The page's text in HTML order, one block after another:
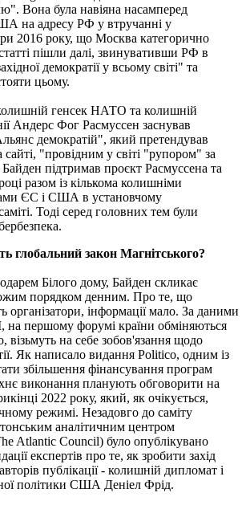
Вона була навіяна насамперед
на адресу РФ у втручанні у
2016 року, що Москва категорично
пішли далі, звинувативши РФ в
демократії у всьому світі" та
цьому.
генсек НАТО та колишній
Андерс Фог Расмусcен заснував
демократій", який претендував
сайті, "провідним у світі "рупором" за
Байден підтримав проєкт Расмусcена та
разом із кількома колишніми
ЄС і США в установчому
Тоді серед головних тем були
закон Магнітського?
Білого дому, Байден скликає
порядком денним. Про те, що
організатори, інформації мало. За даними
на першому форумі країни обміняються
візьмуть на себе зобов'язання щодо
Як написало видання Politico, одним із
збільшення фінансування програм
виконання планують обговорити на
2022 року, який, як очікується,
режимі. Незадовго до саміту
аналітичним центром
Atlantic Council) було опублікувано
експертів про те, як зробити захід
публікації - колишній дипломат і
політики США Деніел Фрід.